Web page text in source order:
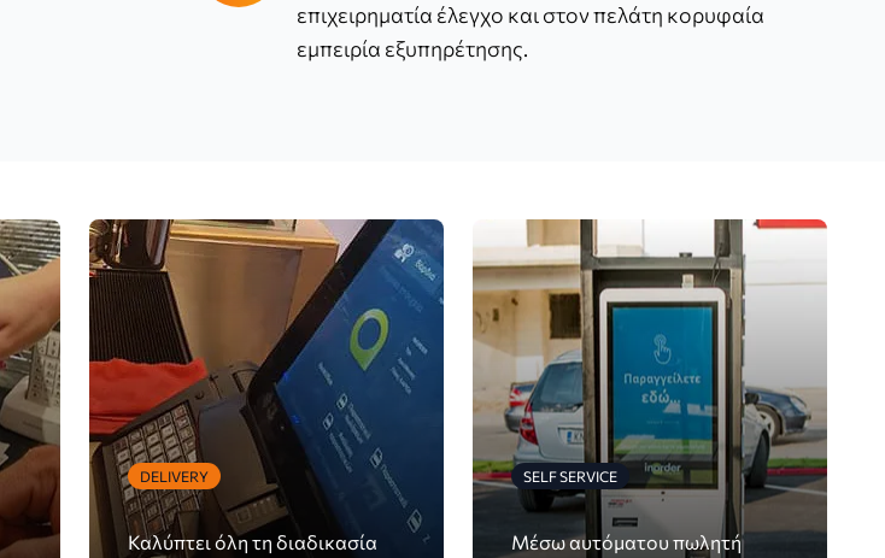
επιχειρηματία έλεγχο και στον πελάτη κορυφαία
εμπειρία εξυπηρέτησης.
DELIVERY
Καλύπτει όλη τη διαδικασία
SELF SERVICE
Μέσω αυτόματου πωλητή